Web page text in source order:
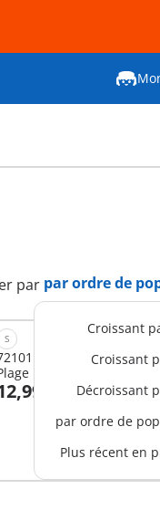
par
Croissant
Croissant
Décroissant
par ordre de
Plus récent en
S
- Oeuf 2en1 :
€
Au panier